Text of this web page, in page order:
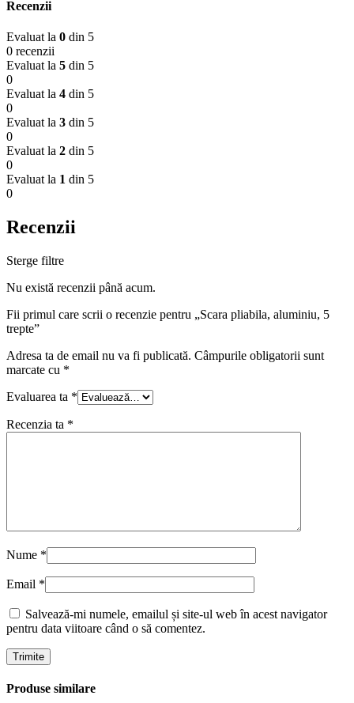
Recenzii
Evaluat la 0 din 5
0 recenzii
Evaluat la 5 din 5
0
Evaluat la 4 din 5
0
Evaluat la 3 din 5
0
Evaluat la 2 din 5
0
Evaluat la 1 din 5
0
Recenzii
Sterge filtre
Nu există recenzii până acum.
Fii primul care scrii o recenzie pentru „Scara pliabila, aluminiu, 5
trepte”
Adresa ta de email nu va fi publicată. Câmpurile obligatorii sunt
marcate cu *
Evaluarea ta *
Recenzia ta *
Nume *
Email *
Salvează-mi numele, emailul și site-ul web în acest navigator
pentru data viitoare când o să comentez.
Produse similare